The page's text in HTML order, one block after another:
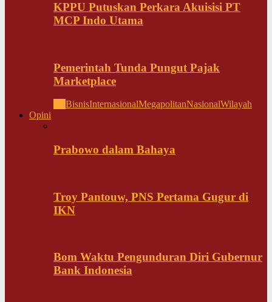
KPPU Putuskan Perkara Akuisisi PT
MCP Indo Utama
Pemerintah Tunda Pungut Pajak
Marketplace
BisnisInternasionalMegapolitanNasionalWilayah
Opini
Prabowo dalam Bahaya
Troy Pantouw, PNS Pertama Gugur di
IKN
Bom Waktu Pengunduran Diri Gubernur
Bank Indonesia